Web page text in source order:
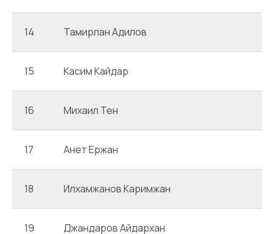
14 Тамирлан Адилов
15 Касим Кайдар
16 Михаил Тен
17 Анет Ержан
18 Илхамжанов Каримжан
19 Джандаров Айдархан